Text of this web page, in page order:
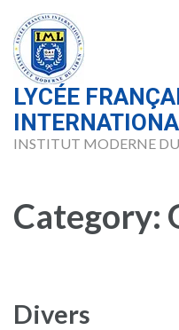
content
(Press
Enter)
LYCÉE
INSTITUT MODERNE
Category:
Divers